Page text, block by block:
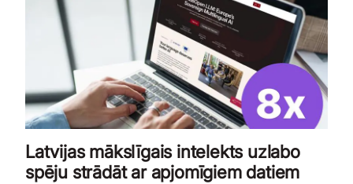
Latvijas mākslīgais intelekts uzlabo
spēju strādāt ar apjomīgiem datiem